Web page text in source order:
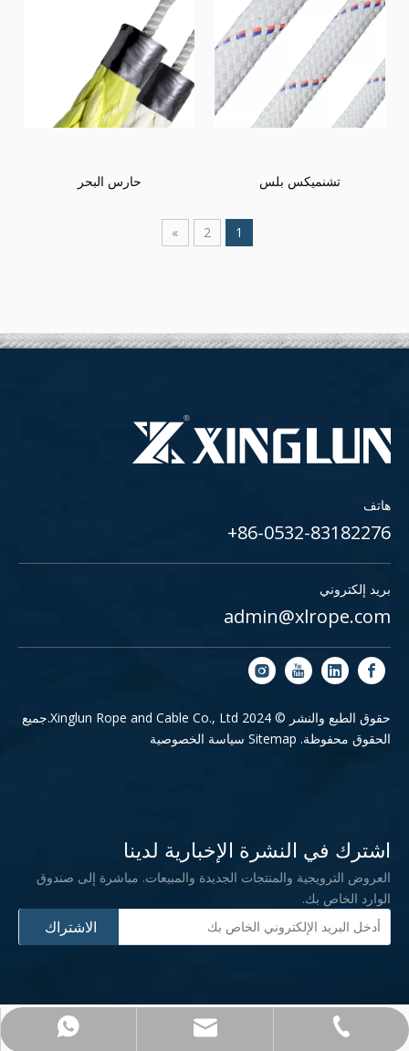
تشنميكس بلس حارس البحر
1
2
»
هاتف
86-0532-83182276+
بريد إلكتروني
admin@xlrope.com
حقوق الطبع والنشر © 2024 Xinglun Rope and Cable Co., Ltd.جميع
الحقوق محفوظة. Sitemap سياسة الخصوصية
+86-0532-83182276
admin@xlrope.com
+86-15965581902
اشترك في النشرة الإخبارية لدينا
العروض الترويجية والمنتجات الجديدة والمبيعات. مباشرة إلى صندوق
الوارد الخاص بك.
الاشتراك